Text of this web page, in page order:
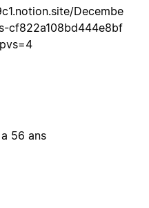
Decembe
cf822a108bd444e8bf
56 ans